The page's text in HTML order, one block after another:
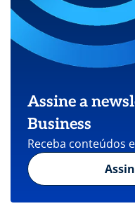
Assine a
Business
Receba conteúdos